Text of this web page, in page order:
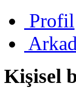
Profil
Kişisel